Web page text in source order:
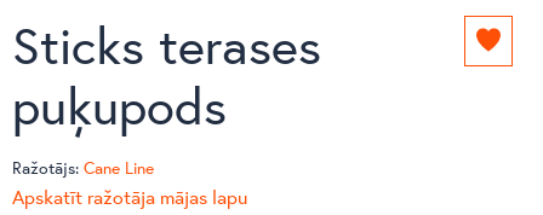
Sticks terases
puķupods
Ražotājs: Cane Line
Apskatīt ražotāja mājas lapu